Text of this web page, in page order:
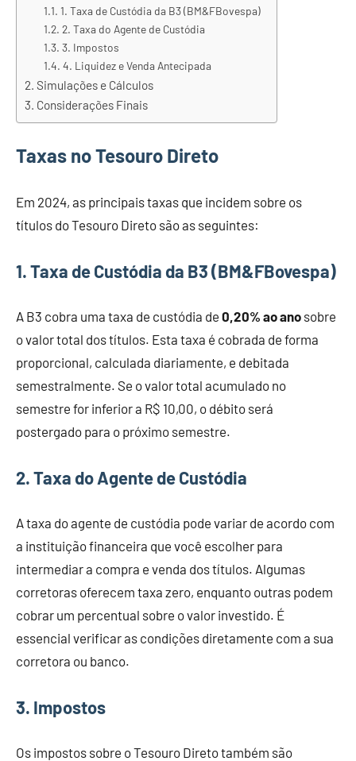
1. Taxa de Custódia da B3 (BM&FBovespa)
2. Taxa do Agente de Custódia
3. Impostos
4. Liquidez e Venda Antecipada
Simulações e Cálculos
Considerações Finais
Taxas no Tesouro Direto
Em 2024, as principais taxas que incidem sobre os
títulos do Tesouro Direto são as seguintes:
1.Taxa de Custódia da B3(BM&FBovespa)
A B3 cobra uma taxa de custódia de 0,20% ao ano sobre
o valor total dos títulos. Esta taxa é cobrada de forma
proporcional, calculada diariamente, e debitada
semestralmente. Se o valor total acumulado no
semestre for inferior a R$ 10,00, o débito será
postergado para o próximo semestre.
2.Taxa do Agente de Custódia
A taxa do agente de custódia pode variar de acordo com
a instituição financeira que você escolher para
intermediar a compra e venda dos títulos. Algumas
corretoras oferecem taxa zero, enquanto outras podem
cobrar um percentual sobre o valor investido. É
essencial verificar as condições diretamente com a sua
corretora ou banco.
3. Impostos
Os impostos sobre o Tesouro Direto também são